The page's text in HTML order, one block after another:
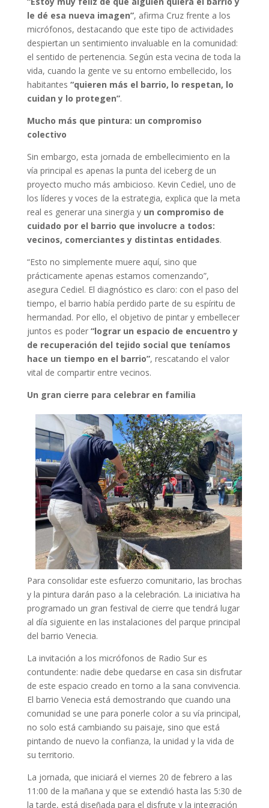
le dé esa nueva imagen”, afirma Cruz frente a los
micrófonos, destacando que este tipo de actividades
despiertan un sentimiento invaluable en la comunidad:
el sentido de pertenencia. Según esta vecina de toda la
vida, cuando la gente ve su entorno embellecido, los
habitantes “quieren más el barrio, lo respetan, lo
cuidan y lo protegen”.
Mucho más que pintura: un compromiso
colectivo
Sin embargo, esta jornada de embellecimiento en la
vía principal es apenas la punta del iceberg de un
proyecto mucho más ambicioso. Kevin Cediel, uno de
los líderes y voces de la estrategia, explica que la meta
real es generar una sinergia y un compromiso de
cuidado por el barrio que involucre a todos:
vecinos, comerciantes y distintas entidades.
“Esto no simplemente muere aquí, sino que
prácticamente apenas estamos comenzando”,
asegura Cediel. El diagnóstico es claro: con el paso del
tiempo, el barrio había perdido parte de su espíritu de
hermandad. Por ello, el objetivo de pintar y embellecer
juntos es poder “lograr un espacio de encuentro y
de recuperación del tejido social que teníamos
hace un tiempo en el barrio”, rescatando el valor
vital de compartir entre vecinos.
Un gran cierre para celebrar en familia
Para consolidar este esfuerzo comunitario, las brochas
y la pintura darán paso a la celebración. La iniciativa ha
programado un gran festival de cierre que tendrá lugar
al día siguiente en las instalaciones del parque principal
del barrio Venecia.
La invitación a los micrófonos de Radio Sur es
contundente: nadie debe quedarse en casa sin disfrutar
de este espacio creado en torno a la sana convivencia.
El barrio Venecia está demostrando que cuando una
comunidad se une para ponerle color a su vía principal,
no solo está cambiando su paisaje, sino que está
pintando de nuevo la confianza, la unidad y la vida de
su territorio.
La jornada, que iniciará el viernes 20 de febrero a las
11:00 de la mañana y que se extendió hasta las 5:30 de
la tarde, está diseñada para el disfrute y la integración